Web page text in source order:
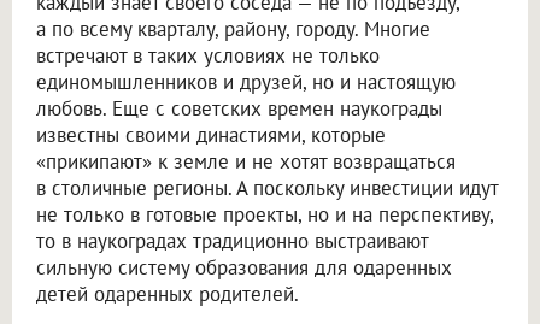
а по всему кварталу, району, городу. Многие
встречают в таких условиях не только
единомышленников и друзей, но и настоящую
любовь. Еще с советских времен наукограды
известны своими династиями, которые
«прикипают» к земле и не хотят возвращаться
в столичные регионы. А поскольку инвестиции идут
не только в готовые проекты, но и на перспективу,
то в наукоградах традиционно выстраивают
сильную систему образования для одаренных
детей одаренных родителей.